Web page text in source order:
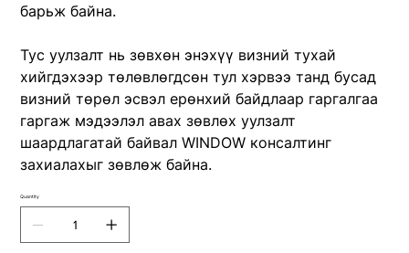
барьж байна.
Тус уулзалт нь зөвхөн энэхүү визний тухай
хийгдэхээр төлөвлөгдсөн тул хэрвээ танд бусад
визний төрөл эсвэл ерөнхий байдлаар гаргалгаа
гаргаж мэдээлэл авах зөвлөх уулзалт
шаардлагатай байвал WINDOW консалтинг
захиалахыг зөвлөж байна.
Quantity